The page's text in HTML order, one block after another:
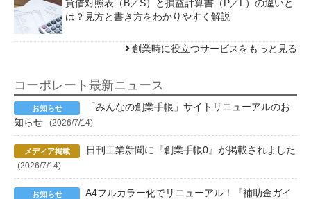
貸借対照表（B／S）と損益計算書（P／L）の違いと
は？見方と書き方をわかりやすく解説
創業時に役立つサービスをもっと見る
コーポレート最新ニュース
「みんなの創業手帳」サイトリニューアルのお
知らせ
(2026/7/14)
日刊工業新聞に『創業手帳0』が掲載されました
(2026/7/14)
A4フルカラー化でリニューアル！『補助金ガイ